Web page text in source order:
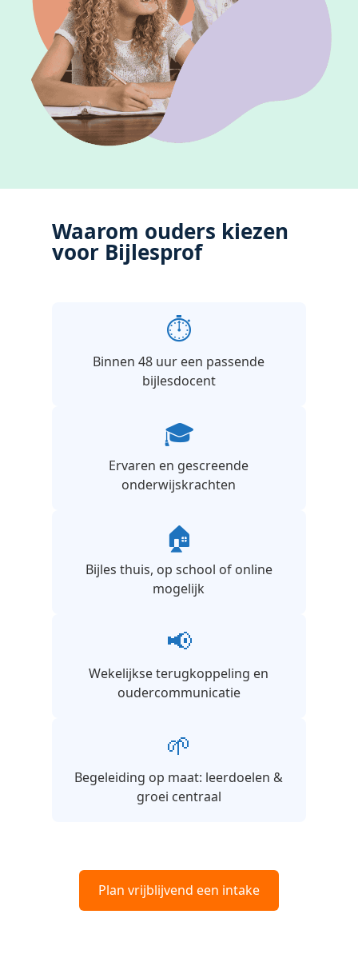
Waarom ouders kiezen
voor Bijlesprof
⏱️
Binnen 48 uur een passende
bijlesdocent
🎓
Ervaren en gescreende
onderwijskrachten
🏠
Bijles thuis, op school of online
mogelijk
📢
Wekelijkse terugkoppeling en
oudercommunicatie
🌱
Begeleiding op maat: leerdoelen &
groei centraal
Plan vrijblijvend een intake